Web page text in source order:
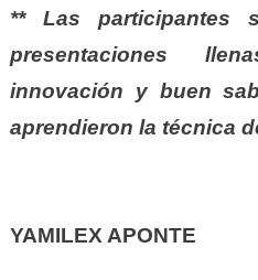
** Las participantes
presentaciones
innovación y buen
aprendieron la técnica
YAMILEX APONTE